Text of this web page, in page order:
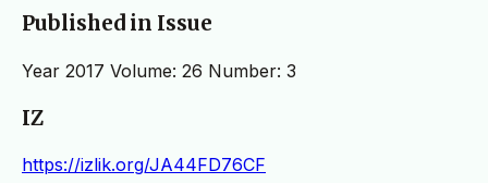
Published in Issue
Year 2017 Volume: 26 Number: 3
IZ
https://izlik.org/JA44FD76CF